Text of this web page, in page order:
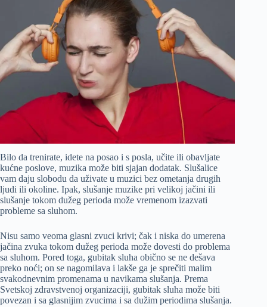
Bilo da trenirate, idete na posao i s posla, učite ili obavljate
kućne poslove, muzika može biti sjajan dodatak. Slušalice
vam daju slobodu da uživate u muzici bez ometanja drugih
ljudi ili okoline. Ipak, slušanje muzike pri velikoj jačini ili
slušanje tokom dužeg perioda može vremenom izazvati
probleme sa sluhom.
Nisu samo veoma glasni zvuci krivi; čak i niska do umerena
jačina zvuka tokom dužeg perioda može dovesti do problema
sa sluhom. Pored toga, gubitak sluha obično se ne dešava
preko noći; on se nagomilava i lakše ga je sprečiti malim
svakodnevnim promenama u navikama slušanja. Prema
Svetskoj zdravstvenoj organizaciji, gubitak sluha može biti
povezan i sa glasnijim zvucima i sa dužim periodima slušanja.